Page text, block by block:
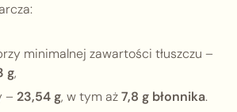
minimalnej zawartości tłuszczu –
g,
– 23,54 g, w tym aż7,8 g błonnika.